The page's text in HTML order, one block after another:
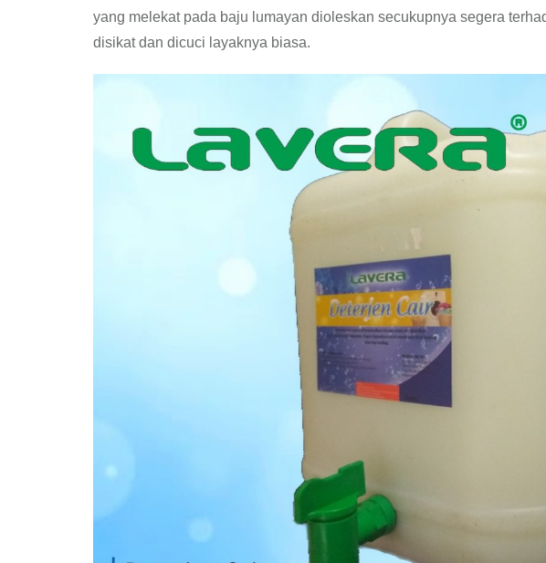
yang melekat pada baju lumayan dioleskan secukupnya segera
disikat dan dicuci layaknya biasa.